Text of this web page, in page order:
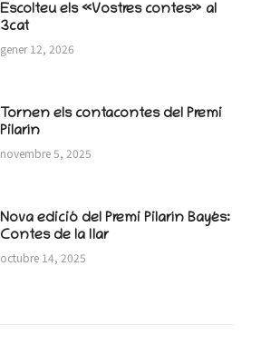
Escolteu els «Vostres contes» al
3cat
gener 12, 2026
Tornen els contacontes del Premi
Pilarín
novembre 5, 2025
Nova edició del Premi Pilarín Bayés:
Contes de la llar
octubre 14, 2025